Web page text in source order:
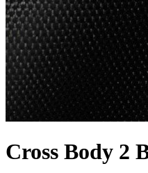
Cross Body 2